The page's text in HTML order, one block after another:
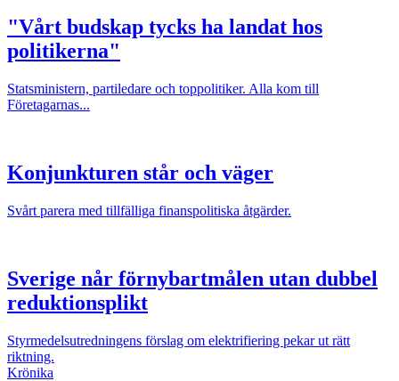
"Vårt budskap tycks ha landat hos
politikerna"
Statsministern, partiledare och toppolitiker. Alla kom till
Företagarnas...
Konjunkturen står och väger
Svårt parera med tillfälliga finanspolitiska åtgärder.
Sverige når förnybartmålen utan dubbel
reduktionsplikt
Styrmedelsutredningens förslag om elektrifiering pekar ut rätt
riktning.
Krönika